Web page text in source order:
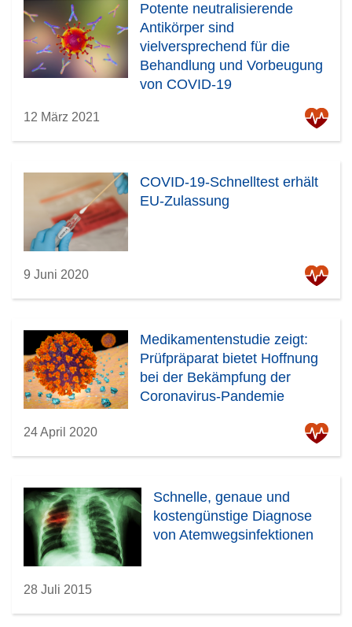
Potente neutralisierende
Antikörper sind
vielversprechend für die
Behandlung und Vorbeugung
von COVID-19
12 März 2021
COVID-19-Schnelltest erhält
EU-Zulassung
9 Juni 2020
Medikamentenstudie zeigt:
Prüfpräparat bietet Hoffnung
bei der Bekämpfung der
Coronavirus-Pandemie
24 April 2020
Schnelle, genaue und
kostengünstige Diagnose
von Atemwegsinfektionen
28 Juli 2015